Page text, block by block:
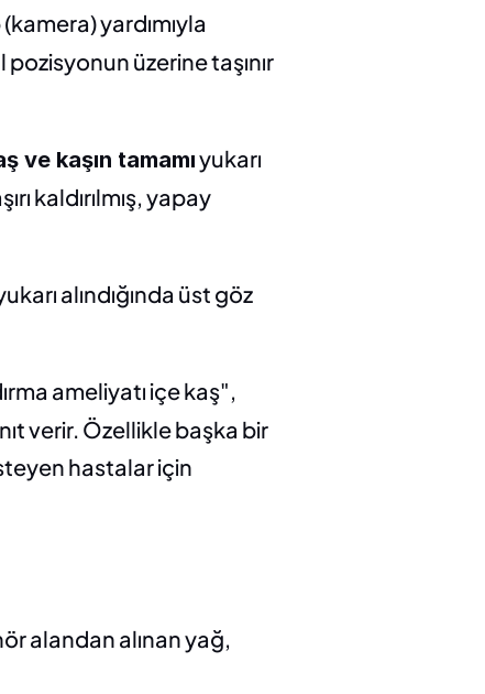
yardımıyla
üzerine taşınır
ve kaşın tamamı yukarı
kaldırılmış, yapay
alındığında üst göz
ameliyatı içe kaş",
verir. Özellikle başka bir
hastalar için
alandan alınan yağ,